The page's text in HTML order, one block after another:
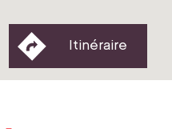
Itinéraire